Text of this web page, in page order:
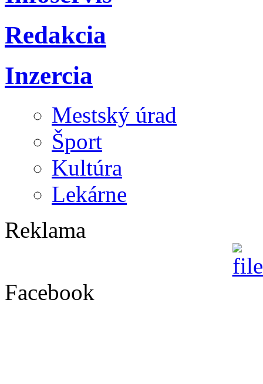
Redakcia
Inzercia
Mestský úrad
Šport
Kultúra
Lekárne
Reklama
Facebook